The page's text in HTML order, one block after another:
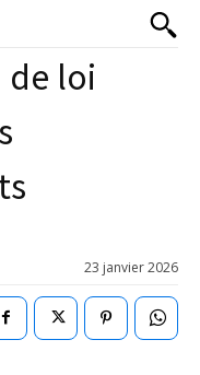
loi
23 janvier 2026